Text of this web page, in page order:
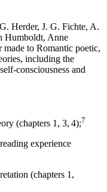
Herder, J. G. Fichte, A.
Humboldt, Anne
made to Romantic poetic,
including the
consciousness and
(chapters 1 , 3, 4);7
experience
(chapters 1 ,